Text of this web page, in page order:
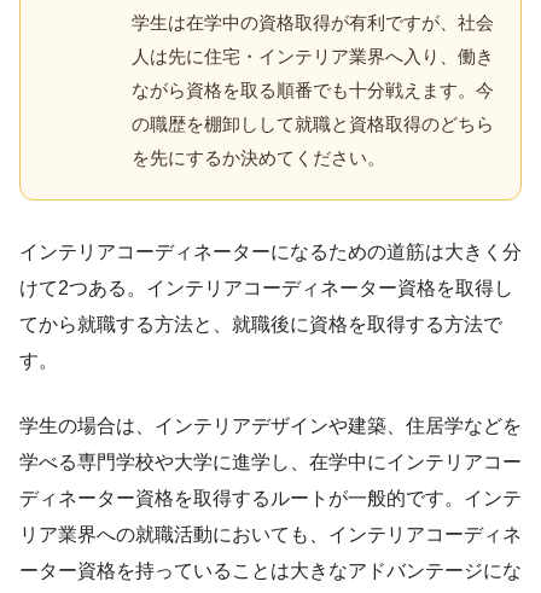
学生は在学中の資格取得が有利ですが、社会
人は先に住宅・インテリア業界へ入り、働き
ながら資格を取る順番でも十分戦えます。今
の職歴を棚卸しして就職と資格取得のどちら
を先にするか決めてください。
インテリアコーディネーターになるための道筋は大きく分
けて2つある。インテリアコーディネーター資格を取得し
てから就職する方法と、就職後に資格を取得する方法で
す。
学生の場合は、インテリアデザインや建築、住居学などを
学べる専門学校や大学に進学し、在学中にインテリアコー
ディネーター資格を取得するルートが一般的です。インテ
リア業界への就職活動においても、インテリアコーディネ
ーター資格を持っていることは大きなアドバンテージにな